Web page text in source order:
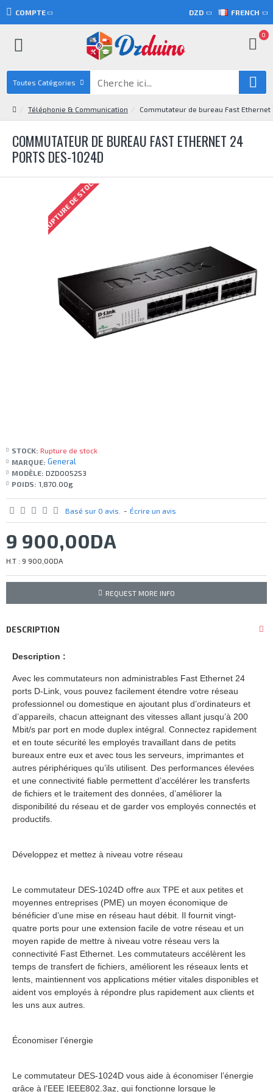
COMPTE DZD FRENCH
0
Toutes Catégories
Téléphonie & Communication Commutateur de bureau Fast Ethernet
COMMUTATEUR DE BUREAU FAST ETHERNET 24
PORTS DES-1024D
RUPTURE DE STOCK
STOCK: Rupture de stock
MARQUE: General
MODÈLE: DZD005253
POIDS: 1,870.00g
Basé sur 0 avis. - Écrire un avis
9 900,00DA
H.T : 9 900,00DA
REQUEST MORE INFO
DESCRIPTION
Description :
Avec les commutateurs non administrables Fast Ethernet 24
ports D-Link, vous pouvez facilement étendre votre réseau
professionnel ou domestique en ajoutant plus d’ordinateurs et
d’appareils, chacun atteignant des vitesses allant jusqu’à 200
Mbit/s par port en mode duplex intégral. Connectez rapidement
et en toute sécurité les employés travaillant dans de petits
bureaux entre eux et avec tous les serveurs, imprimantes et
autres périphériques qu’ils utilisent. Des performances élevées
et une connectivité fiable permettent d’accélérer les transferts
de fichiers et le traitement des données, d’améliorer la
disponibilité du réseau et de garder vos employés connectés et
productifs.
Développez et mettez à niveau votre réseau
Le commutateur DES-1024D offre aux TPE et aux petites et
moyennes entreprises (PME) un moyen économique de
bénéficier d’une mise en réseau haut débit. Il fournit vingt-
quatre ports pour une extension facile de votre réseau et un
moyen rapide de mettre à niveau votre réseau vers la
connectivité Fast Ethernet. Les commutateurs accélèrent les
temps de transfert de fichiers, améliorent les réseaux lents et
lents, maintiennent vos applications métier vitales disponibles et
aident vos employés à répondre plus rapidement aux clients et
les uns aux autres.
Économiser l’énergie
Le commutateur DES-1024D vous aide à économiser l’énergie
grâce à l’EEE IEEE802.3az, qui fonctionne lorsque le